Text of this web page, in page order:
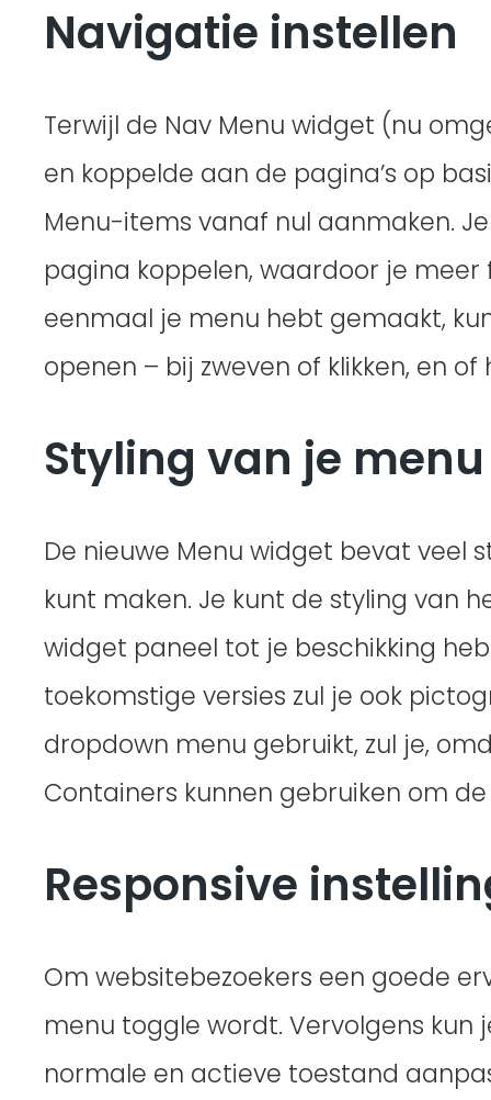
Navigatie instellen
Terwijl de Nav Menu widget (nu
en koppelde aan de pagina’s op
Menu-items vanaf nul aanmaken.
pagina koppelen, waardoor je
eenmaal je menu hebt gemaakt,
openen – bij zweven of klikken, en
Styling van je menu
De nieuwe Menu widget bevat veel
kunt maken. Je kunt de styling van
widget paneel tot je beschikking
toekomstige versies zul je ook
dropdown menu gebruikt, zul je,
Containers kunnen gebruiken om
Responsive
Om websitebezoekers een goede
menu toggle wordt. Vervolgens
normale en actieve toestand